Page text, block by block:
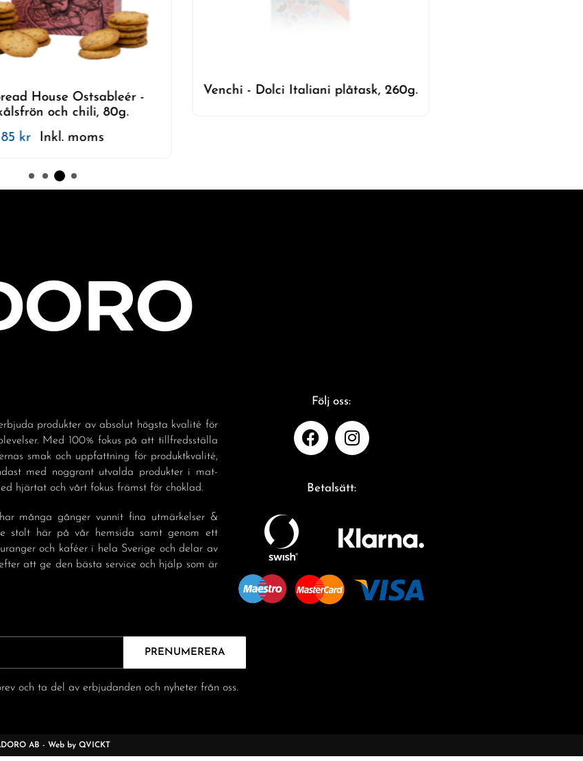
House Ostsableér -
och chili, 80g.
85 kr Inkl. moms
Venchi - Dolci Italiani plåtask, 260g.
produkter av absolut högsta kvalité för
Med 100% fokus på att tillfredsställa
smak och uppfattning för produktkvalité,
med noggrant utvalda produkter i mat-
hjärtat och vårt fokus främst för choklad.
många gånger vunnit fina utmärkelser &
stolt här på vår hemsida samt genom ett
och kaféer i hela Sverige och delar av
att ge den bästa service och hjälp som är
Följ oss:
Betalsätt:
PRENUMERERA
och ta del av erbjudanden och nyheter från oss.
AB - Web by QVICKT